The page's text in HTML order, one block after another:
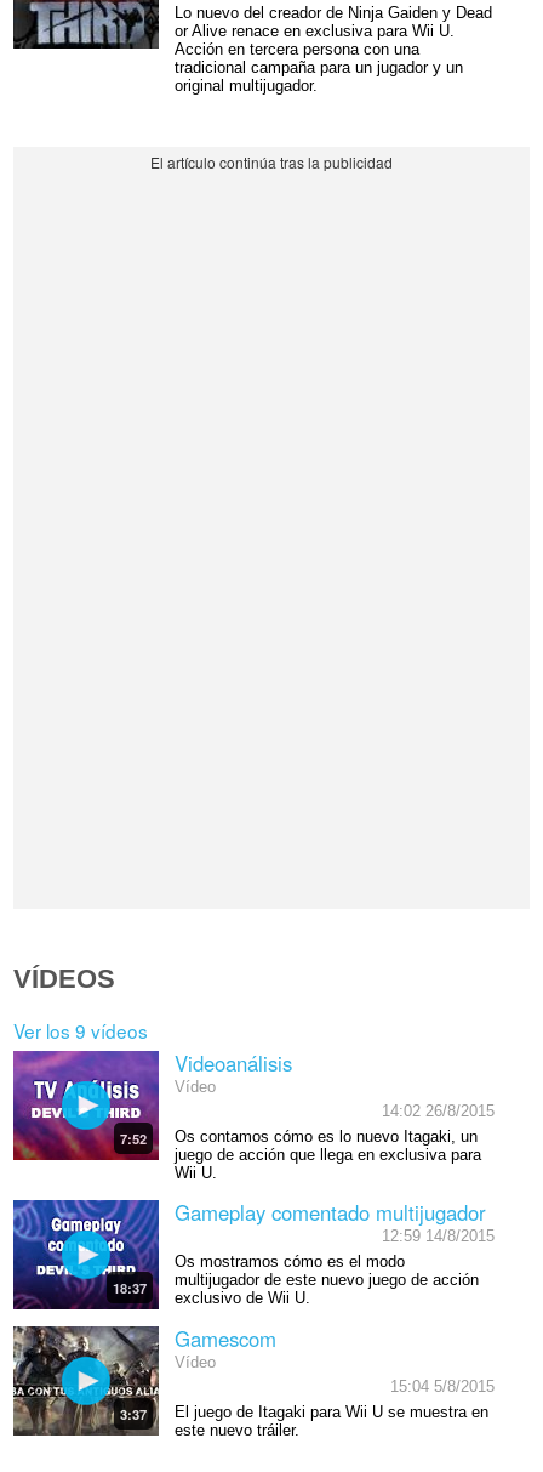
Lo nuevo del creador de Ninja Gaiden y Dead
or Alive renace en exclusiva para Wii U.
Acción en tercera persona con una
tradicional campaña para un jugador y un
original multijugador.
VÍDEOS
Ver los 9 vídeos
7:52
Videoanálisis
Vídeo
14:02 26/8/2015
Os contamos cómo es lo nuevo Itagaki, un
juego de acción que llega en exclusiva para
Wii U.
18:37
Gameplay comentado multijugador
12:59 14/8/2015
Os mostramos cómo es el modo
multijugador de este nuevo juego de acción
exclusivo de Wii U.
3:37
Gamescom
Vídeo
15:04 5/8/2015
El juego de Itagaki para Wii U se muestra en
este nuevo tráiler.